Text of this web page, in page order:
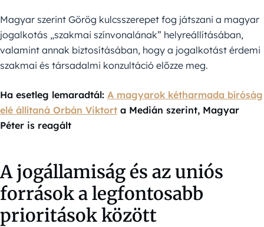
Magyar szerint Görög kulcsszerepet fog játszani a magyar
jogalkotás „szakmai színvonalának” helyreállításában,
valamint annak biztosításában, hogy a jogalkotást érdemi
szakmai és társadalmi konzultáció előzze meg.
Ha esetleg lemaradtál: A magyarok kétharmada bíróság
elé állítaná Orbán Viktort a Medián szerint, Magyar
Péter is reagált
A jogállamiság és az uniós
források a legfontosabb
prioritások között